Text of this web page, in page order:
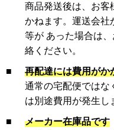
商品発送後は、お客
かねます。運送会社
等が あった場合は
絡ください。
■
再配達には費用がか
通常の宅配便ではな
は別途費用が発生し
■
メーカー在庫品です